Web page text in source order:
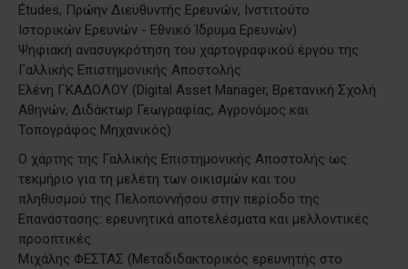
Études, Πρώην Διευθυντής Ερευνών, Ινστιτούτο
Ιστορικών Ερευνών - Εθνικό Ίδρυμα Ερευνών)
Ψηφιακή ανασυγκρότηση του χαρτογραφικού έργου της
Γαλλικής Επιστημονικής Αποστολής
Ελένη ΓΚΑΔΟΛΟΥ (Digital Asset Manager, Βρετανική Σχολή
Αθηνών, Διδάκτωρ Γεωγραφίας, Αγρονόμος και
Τοπογράφος Μηχανικός)
Ο χάρτης της Γαλλικής Επιστημονικής Αποστολής ως
τεκμήριο για τη μελέτη των οικισμών και του
πληθυσμού της Πελοποννήσου στην περίοδο της
Επανάστασης: ερευνητικά αποτελέσματα και μελλοντικές
προοπτικές
Μιχάλης ΦΕΣΤΑΣ (Μεταδιδακτορικός ερευνητής στο